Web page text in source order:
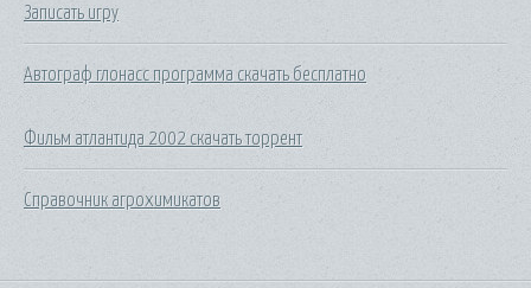
Записать игру
Автограф глонасс программа скачать бесплатно
Фильм атлантида 2002 скачать торрент
Справочник агрохимикатов